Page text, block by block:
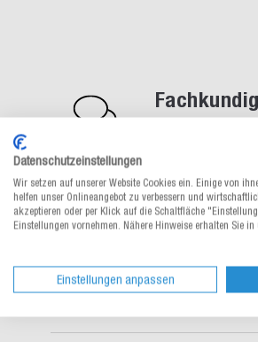
Datenschutzeinstellungen
Wir setzen auf unserer Website Cookies ein. Einige von
helfen unser Onlineangebot zu verbessern und
akzeptieren oder per Klick auf die Schaltfläche
Einstellungen vornehmen. Nähere Hinweise erhalten Sie in
Einstellungen anpassen